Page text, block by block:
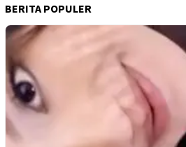
BERITA POPULER